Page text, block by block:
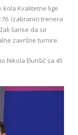
kola Kvalitetne lige
Izabranici trenera
šanse da se
završne turnire.
Nikola Đurišić sa 45